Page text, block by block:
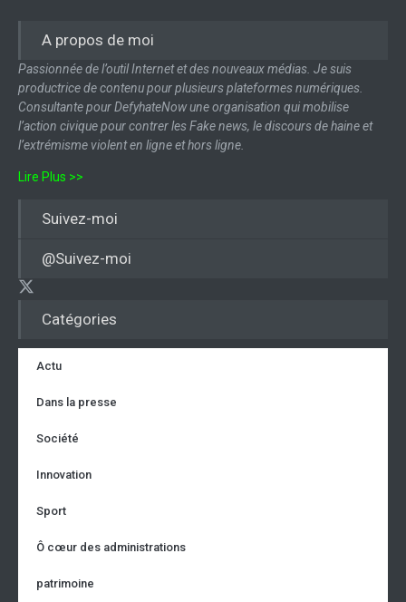
Catégories
Actu
Dans la presse
Société
Innovation
Sport
Ô cœur des administrations
patrimoine
A propos de moi
Passionnée de l’outil Internet et des nouveaux médias. Je suis
productrice de contenu pour plusieurs plateformes numériques.
Consultante pour DefyhateNow une organisation qui mobilise
l’action civique pour contrer les Fake news, le discours de haine et
l’extrémisme violent en ligne et hors ligne.
Lire Plus >>
Suivez-moi
@Suivez-moi